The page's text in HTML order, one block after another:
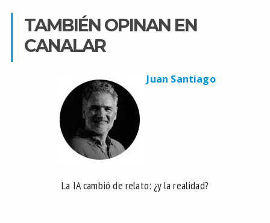
TAMBIÉN OPINAN EN
CANALAR
Juan Santiago
La IA cambió de relato: ¿y la realidad?